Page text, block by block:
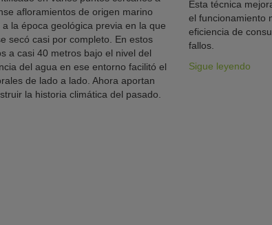
afloramientos de origen marino
la época geológica previa en la que
secó casi por completo. En estos
a casi 40 metros bajo el nivel del
del agua en ese entorno facilitó el
de lado a lado. Ahora aportan
la historia climática del pasado.
Esta técnica
el funcionamiento
eficiencia de
fallos.
Sigue leyendo